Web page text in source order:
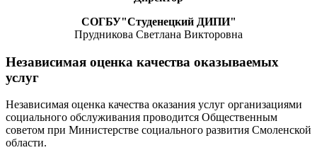
СОГБУ"Студенецкий ДИПИ"
Прудникова Светлана Викторовна
Независимая оценка качества оказываемых
услуг
Независимая оценка качества оказания услуг организациями
социального обслуживания проводится Общественным
советом при Министерстве социального развития Смоленской
области.